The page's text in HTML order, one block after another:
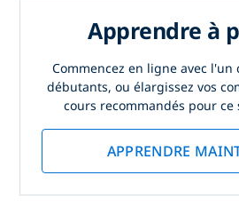
Apprendre à
Commencez en ligne avec l'un
débutants, ou élargissez vos
cours recommandés pour ce
APPRENDRE